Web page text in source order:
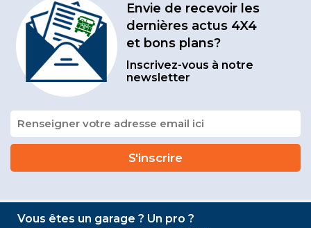
Envie de recevoir les
dernières actus 4X4
et bons plans?
Inscrivez-vous à notre
newsletter
Vous êtes un garage ? Un pro ?